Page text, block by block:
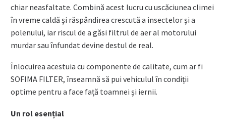
chiar neasfaltate. Combină acest lucru cu uscăciunea climei
în vreme caldă și răspândirea crescută a insectelor și a
polenului, iar riscul de a găsi filtrul de aer al motorului
murdar sau înfundat devine destul de real.
Înlocuirea acestuia cu componente de calitate, cum ar fi
SOFIMA FILTER, înseamnă să pui vehiculul în condiții
optime pentru a face față toamnei și iernii.
Un rol esențial